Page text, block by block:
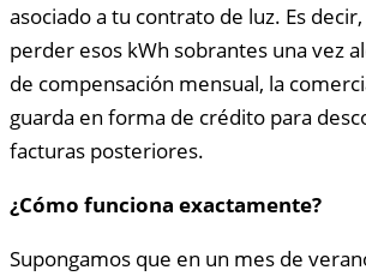
asociado a tu contrato de luz. Es
perder esos kWh sobrantes una vez
de compensación mensual, la
guarda en forma de crédito para
facturas posteriores.
¿Cómo funciona exactamente?
Supongamos que en un mes de